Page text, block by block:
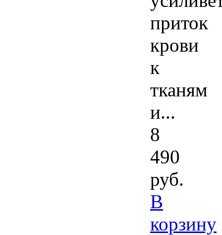
приток
крови
к
тканям
и...
8
490
руб.
В
корзину